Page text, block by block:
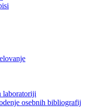
laboratoriji
osebnih bibliografij